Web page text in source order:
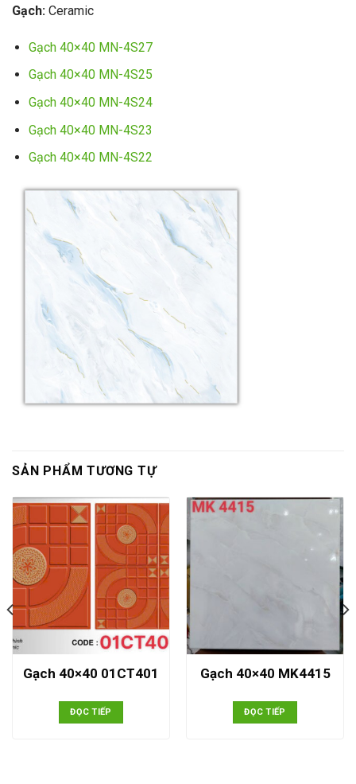
Gạch: Ceramic
Gạch 40×40 MN-4S27
Gạch 40×40 MN-4S25
Gạch 40×40 MN-4S24
Gạch 40×40 MN-4S23
Gạch 40×40 MN-4S22
SẢN PHẨM TƯƠNG TỰ
Gạch 40×40 01CT401
ĐỌC TIẾP
Gạch 40×40 MK4415
ĐỌC TIẾP